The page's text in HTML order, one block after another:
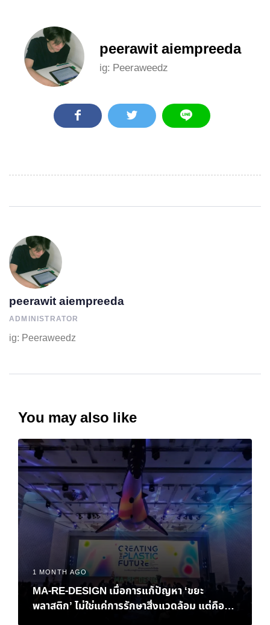
peerawit aiempreeda
ig: Peeraweedz
peerawit aiempreeda
ADMINISTRATOR
ig: Peeraweedz
You may also like
1 MONTH AGO
MA-RE-DESIGN เมื่อการแก้ปัญหา ‘ขยะ
พลาสติก’ ไม่ใช่แค่การรักษาสิ่งแวดล้อม แต่คือ